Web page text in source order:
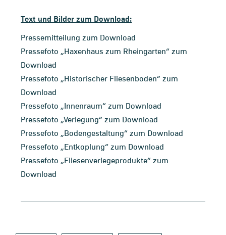
Text und Bilder zum Download:
Pressemitteilung zum Download
Pressefoto „Haxenhaus zum Rheingarten“ zum
Download
Pressefoto „Historischer Fliesenboden“ zum
Download
Pressefoto „Innenraum“ zum Download
Pressefoto „Verlegung“ zum Download
Pressefoto „Bodengestaltung“ zum Download
Pressefoto „Entkoplung“ zum Download
Pressefoto „Fliesenverlegeprodukte“ zum
Download